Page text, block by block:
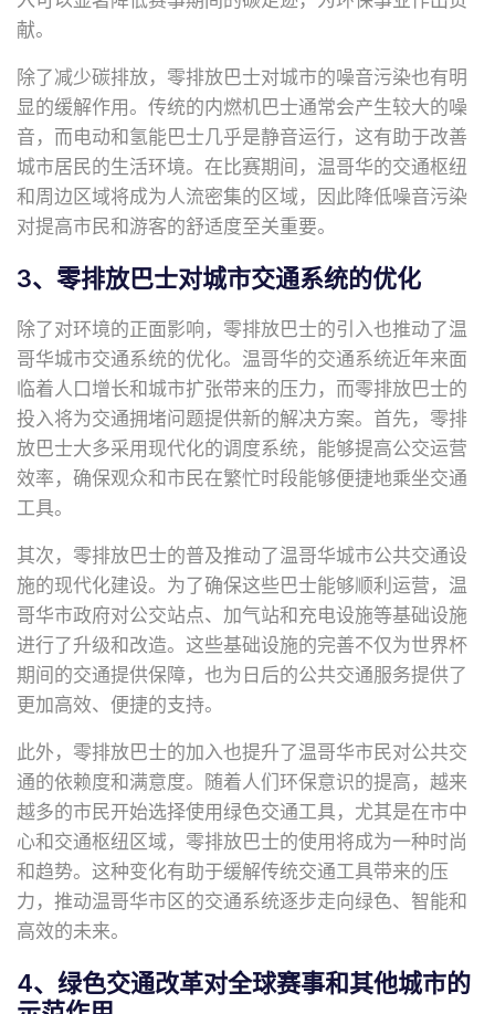
献。
除了减少碳排放，零排放巴士对城市的噪音污染也有明
显的缓解作用。传统的内燃机巴士通常会产生较大的噪
音，而电动和氢能巴士几乎是静音运行，这有助于改善
城市居民的生活环境。在比赛期间，温哥华的交通枢纽
和周边区域将成为人流密集的区域，因此降低噪音污染
对提高市民和游客的舒适度至关重要。
3、零排放巴士对城市交通系统的优化
除了对环境的正面影响，零排放巴士的引入也推动了温
哥华城市交通系统的优化。温哥华的交通系统近年来面
临着人口增长和城市扩张带来的压力，而零排放巴士的
投入将为交通拥堵问题提供新的解决方案。首先，零排
放巴士大多采用现代化的调度系统，能够提高公交运营
效率，确保观众和市民在繁忙时段能够便捷地乘坐交通
工具。
其次，零排放巴士的普及推动了温哥华城市公共交通设
施的现代化建设。为了确保这些巴士能够顺利运营，温
哥华市政府对公交站点、加气站和充电设施等基础设施
进行了升级和改造。这些基础设施的完善不仅为世界杯
期间的交通提供保障，也为日后的公共交通服务提供了
更加高效、便捷的支持。
此外，零排放巴士的加入也提升了温哥华市民对公共交
通的依赖度和满意度。随着人们环保意识的提高，越来
越多的市民开始选择使用绿色交通工具，尤其是在市中
心和交通枢纽区域，零排放巴士的使用将成为一种时尚
和趋势。这种变化有助于缓解传统交通工具带来的压
力，推动温哥华市区的交通系统逐步走向绿色、智能和
高效的未来。
4、绿色交通改革对全球赛事和其他城市的